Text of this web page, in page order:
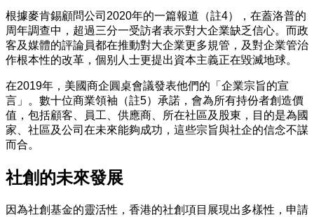
根據麥肯錫顧問公司2020年的一篇報道（註4），在蓋洛普的
周年調查中，超過三分一受訪者表示對大企業缺乏信心。而政
客及媒體的評論員都在推動對大企業更多規管，及對企業管治
作根本性的改革，個别人士更提出資本主義正在毀滅地球。
在2019年，美國商企圓桌會議發表他們的「企業宗旨的宣
言」。數十位商業領袖（註5）承諾，會為所有持份者創造價
值，包括顧客、員工、供應商、所在社區及股東，目的是為國
家、社區及公司在未來能夠成功，這些宗旨與社企的信念不謀
而合。
社創的未來發展
因為社創基金的靈活性，香港的社創項目展現出多樣性，申請